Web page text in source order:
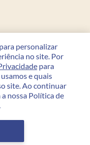
personalizar
no site. Por
para
e quais
site. Ao continuar
nossa Política de